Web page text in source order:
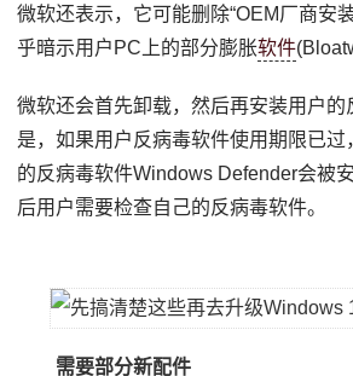
微软还表示，它可能删除“OEM厂商安
乎暗示用户PC上的部分膨胀软件
微软还会首先卸载，然后再安装用户的
是，如果用户反病毒软件使用期限已过
的反病毒软件Windows Defender会被
后用户需要检查自己的反病毒软件。
需要部分新配件